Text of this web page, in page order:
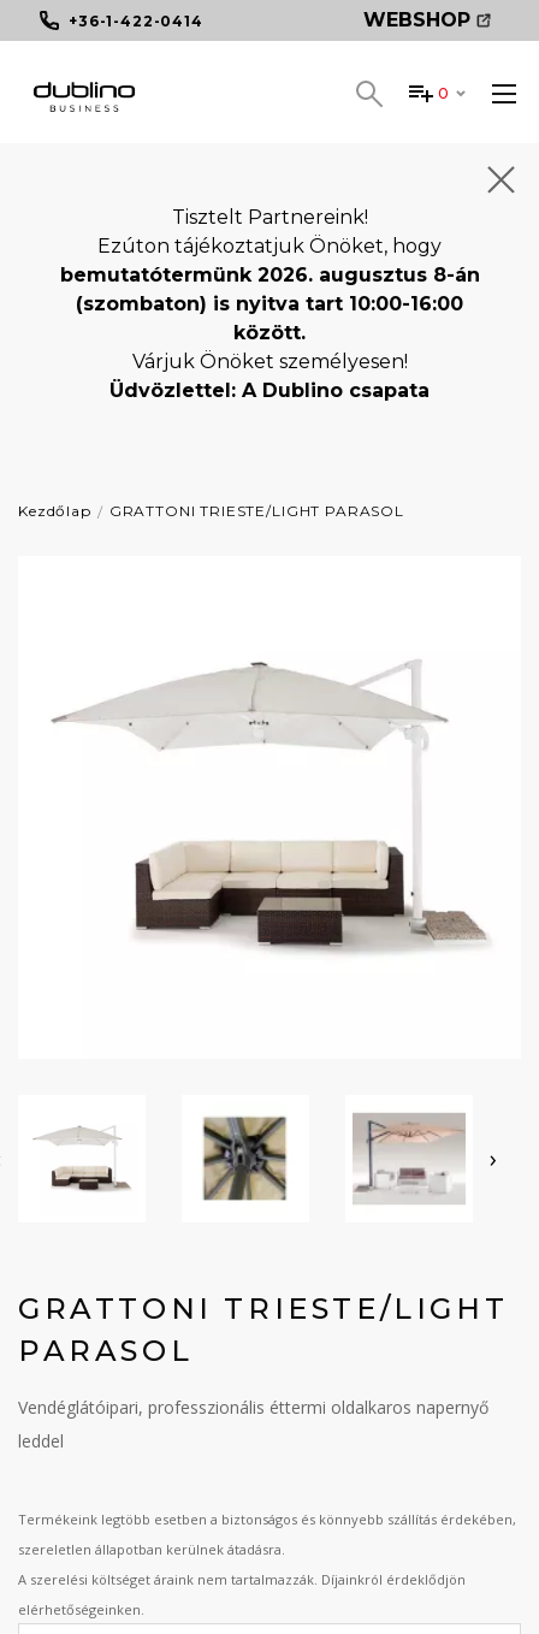
+36-1-422-0414 WEBSHOP
0
Tisztelt Partnereink!
Ezúton tájékoztatjuk Önöket, hogy
bemutatótermünk 2026. augusztus 8-án
(szombaton) is nyitva tart 10:00-16:00
között.
Várjuk Önöket személyesen!
Üdvözlettel: A Dublino csapata
Kezdőlap GRATTONI TRIESTE/LIGHT PARASOL
›
GRATTONI TRIESTE/LIGHT
PARASOL
Vendéglátóipari, professzionális éttermi oldalkaros napernyő
leddel
Termékeink legtöbb esetben a biztonságos és könnyebb szállítás érdekében,
szereletlen állapotban kerülnek átadásra.
A szerelési költséget áraink nem tartalmazzák. Díjainkról érdeklődjön
elérhetőségeinken.